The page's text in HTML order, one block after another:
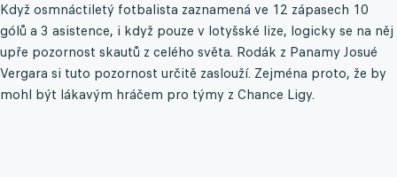
Když osmnáctiletý fotbalista zaznamená ve 12 zápasech 10
gólů a 3 asistence, i když pouze v lotyšské lize, logicky se na něj
upře pozornost skautů z celého světa. Rodák z Panamy Josué
Vergara si tuto pozornost určitě zaslouží. Zejména proto, že by
mohl být lákavým hráčem pro týmy z Chance Ligy.